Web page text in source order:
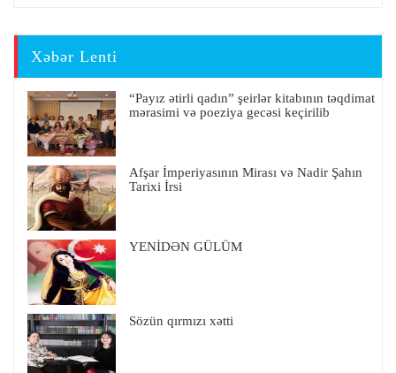
Xəbər Lenti
“Payız ətirli qadın” şeirlər kitabının təqdimat
mərasimi və poeziya gecəsi keçirilib
Afşar İmperiyasının Mirası və Nadir Şahın
Tarixi İrsi
YENİDƏN GÜLÜM
Sözün qırmızı xətti